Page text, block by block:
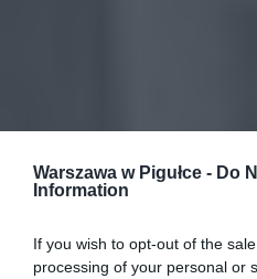
Warszawa w Pigułce - Do
Information
If you wish to opt-out of the
processing of your personal or